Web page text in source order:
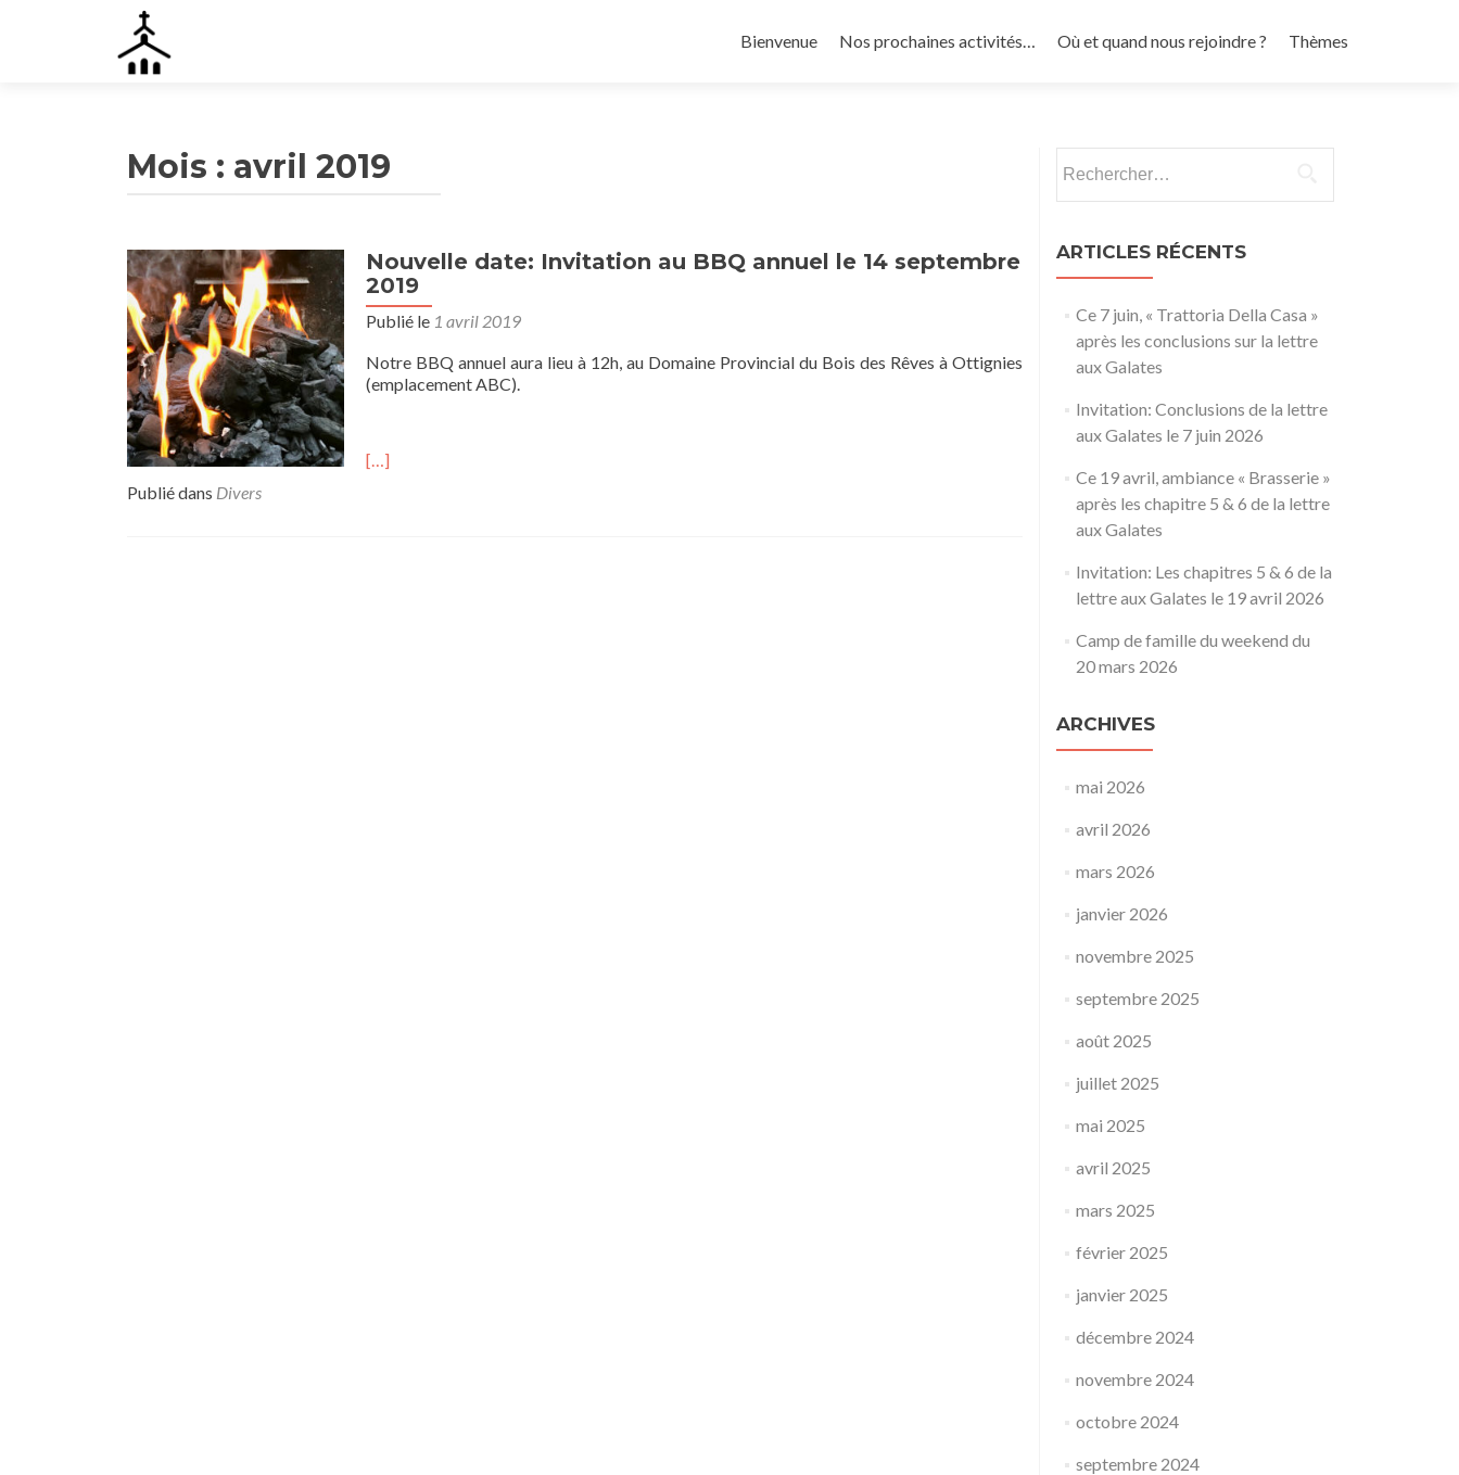
au
Bienvenue Nos prochaines activités… Où et quand nous rejoindre ? Thèmes
Mois : avril 2019
Nouvelle date: Invitation au BBQ annuel le 14 septembre
2019
Publié le 1 avril 2019
Notre BBQ annuel aura lieu à 12h, au Domaine Provincial du Bois des Rêves à Ottignies
(emplacement ABC).
[…]
Publié dans Divers
ARTICLES RÉCENTS
Ce 7 juin, « Trattoria Della Casa »
après les conclusions sur la lettre
aux Galates
Invitation: Conclusions de la lettre
aux Galates le 7 juin 2026
Ce 19 avril, ambiance « Brasserie »
après les chapitre 5 & 6 de la lettre
aux Galates
Invitation: Les chapitres 5 & 6 de la
lettre aux Galates le 19 avril 2026
Camp de famille du weekend du
20 mars 2026
ARCHIVES
mai 2026
avril 2026
mars 2026
janvier 2026
novembre 2025
septembre 2025
août 2025
juillet 2025
mai 2025
avril 2025
mars 2025
février 2025
janvier 2025
décembre 2024
novembre 2024
octobre 2024
septembre 2024